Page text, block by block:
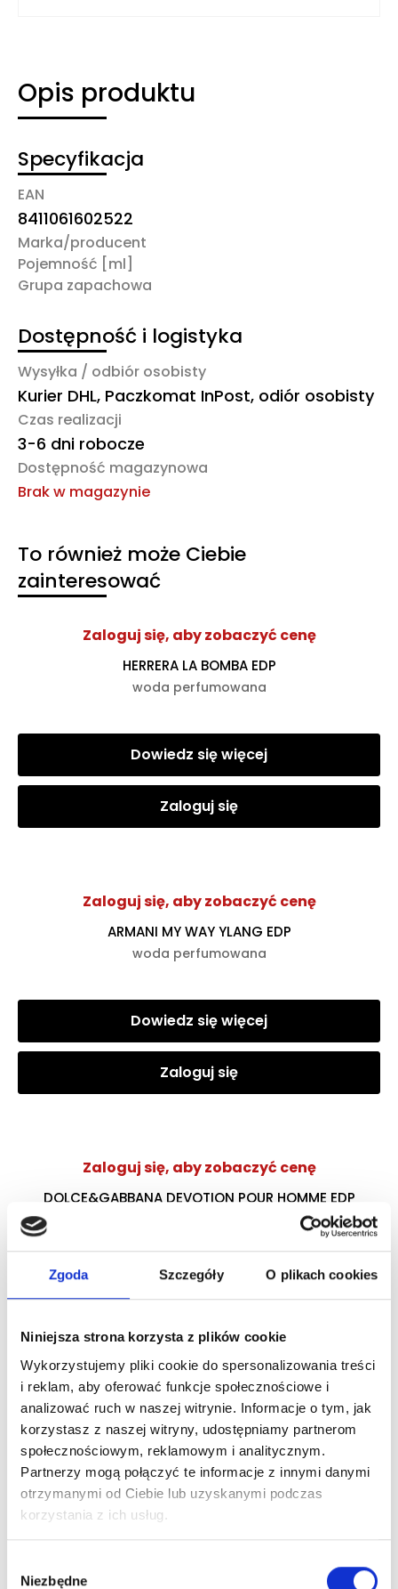
Zgoda Szczegóły O plikach cookies
Niniejsza strona korzysta z plików cookie
Wykorzystujemy pliki cookie do spersonalizowania treści
i reklam, aby oferować funkcje społecznościowe i
analizować ruch w naszej witrynie. Informacje o tym, jak
korzystasz z naszej witryny, udostępniamy partnerom
społecznościowym, reklamowym i analitycznym.
Partnerzy mogą połączyć te informacje z innymi danymi
otrzymanymi od Ciebie lub uzyskanymi podczas
korzystania z ich usług.
zgody
Niezbędne
Opis produktu
Specyfikacja
EAN
8411061602522
Marka/producent
Pojemność [ml]
Grupa zapachowa
Dostępność i logistyka
Wysyłka / odbiór osobisty
Kurier DHL, Paczkomat InPost, odiór osobisty
Czas realizacji
3-6 dni robocze
Dostępność magazynowa
Brak w magazynie
To również może Ciebie
zainteresować
Zaloguj się, aby zobaczyć cenę
HERRERA LA BOMBA EDP
woda perfumowana
Dowiedz się więcej
Zaloguj się
Zaloguj się, aby zobaczyć cenę
ARMANI MY WAY YLANG EDP
woda perfumowana
Dowiedz się więcej
Zaloguj się
Zaloguj się, aby zobaczyć cenę
DOLCE&GABBANA DEVOTION POUR HOMME EDP
Zaloguj się
Dlaczego warto?
Oryginalny produkt z autoryzowanej
dystrybucji
Wysyłka 24h z magazynu w Polsce